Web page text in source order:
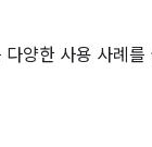
양한 사용 사례